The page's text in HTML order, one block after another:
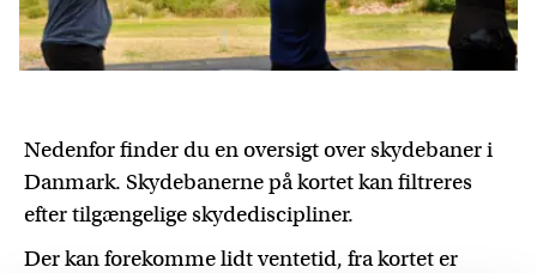
Nedenfor finder du en oversigt over skydebaner i
Danmark. Skydebanerne på kortet kan filtreres
efter tilgængelige skydediscipliner.
Der kan forekomme lidt ventetid, fra kortet er